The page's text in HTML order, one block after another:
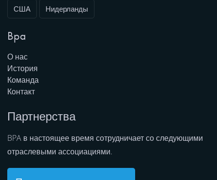
США Нидерланды
Bpa
О нас
История
Команда
Контакт
Партнерства
BPA в настоящее время сотрудничает со следующими
отраслевыми ассоциациями.